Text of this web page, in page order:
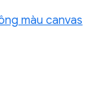
màu canvas